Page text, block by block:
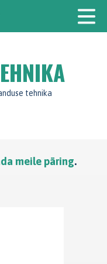
tehnika
meile päring.